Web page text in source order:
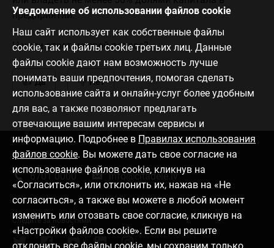
предприятии.
Нашли ответ на свой вопрос?
Да Нет
Уведомление об использовании файлов cookie
Наш сайт использует как собственные файлы
cookie, так и файлы cookie третьих лиц. Данные
файлы cookie дают нам возможность лучше
понимать ваши предпочтения, помогая сделать
использование сайта и онлайн-услуг более удобным
для вас, а также позволяют предлагать
отвечающие вашим интересам сервисы и
информацию. Подробнее в Правилах использования
файлов cookie. Вы можете дать свое согласие на
использование файлов cookie, кликнув на
«Согласиться», или отклонить их, нажав на «Не
согласиться», а также вы можете в любой момент
изменить или отозвать свое согласие, кликнув на
«Настройки файлов cookie». Если вы решите
Связаться с нами
6701 0000 info@citadele.lv
Следите за новостями